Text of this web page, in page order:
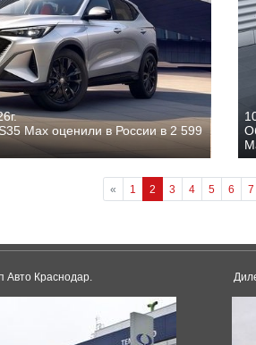
Max оценили в России в 2 599
« 1 2 3 4 5 6 7
Авто Краснодар.